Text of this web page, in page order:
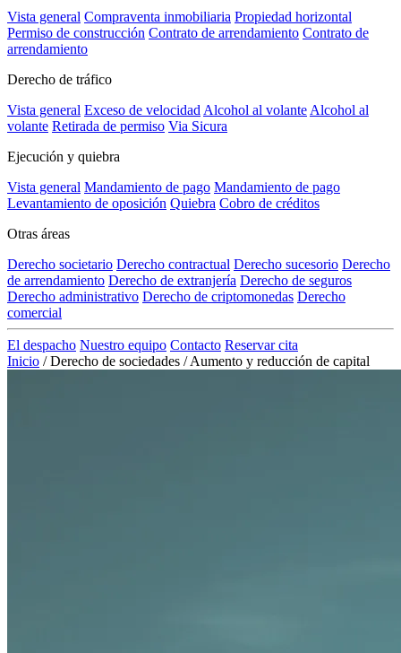
Vista general Compraventa inmobiliaria Propiedad horizontal
Permiso de construcción Contrato de arrendamiento Contrato de
arrendamiento
Derecho de tráfico
Vista general Exceso de velocidad Alcohol al volante Alcohol al
volante Retirada de permiso Via Sicura
Ejecución y quiebra
Vista general Mandamiento de pago Mandamiento de pago
Levantamiento de oposición Quiebra Cobro de créditos
Otras áreas
Derecho societario Derecho contractual Derecho sucesorio Derecho
de arrendamiento Derecho de extranjería Derecho de seguros
Derecho administrativo Derecho de criptomonedas Derecho
comercial
El despacho Nuestro equipo Contacto Reservar cita
Inicio / Derecho de sociedades / Aumento y reducción de capital